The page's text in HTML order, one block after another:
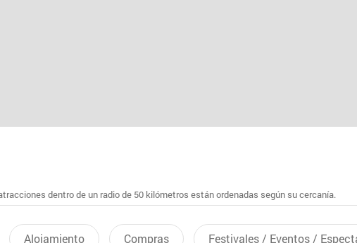
dentro de un radio de 50 kilómetros están ordenadas según su cercanía.
Alojamiento Compras Festivales / Eventos /